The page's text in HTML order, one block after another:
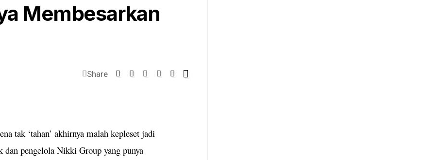
Membesarkan
Share
tak ‘tahan’ akhirnya malah kepleset jadi
pengelola Nikki Group yang punya